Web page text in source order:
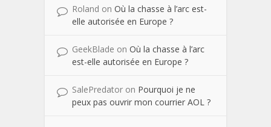
Roland on Où la chasse à l’arc est-
elle autorisée en Europe ?
GeekBlade on Où la chasse à l’arc
est-elle autorisée en Europe ?
SalePredator on Pourquoi je ne
peux pas ouvrir mon courrier AOL ?